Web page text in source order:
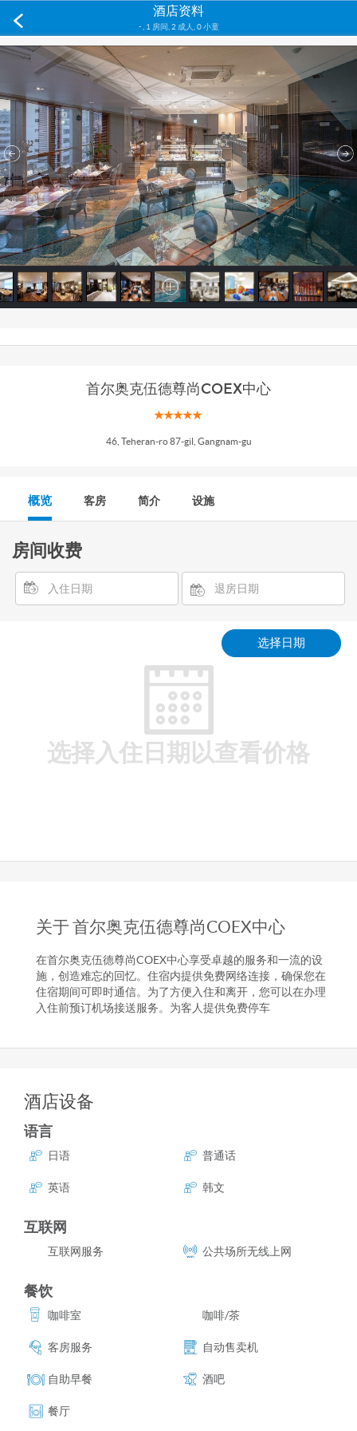
酒店资料
- 1 房间, 2 成人, 0 小童
首尔奥克伍德尊尚COEX中心
46, Teheran-ro 87-gil, Gangnam-gu
概览 客房 简介 设施
房间收费
选择日期
选择入住日期以查看价格
关于 首尔奥克伍德尊尚COEX中心
在首尔奥克伍德尊尚COEX中心享受卓越的服务和一流的设
施，创造难忘的回忆。住宿内提供免费网络连接，确保您在
住宿期间可即时通信。为了方便入住和离开，您可以在办理
入住前预订机场接送服务。为客人提供免费停车
酒店设备
语言
日语 普通话
英语 韩文
互联网
互联网服务 公共场所无线上网
餐饮
咖啡室 咖啡/茶
客房服务 自动售卖机
自助早餐 酒吧
餐厅